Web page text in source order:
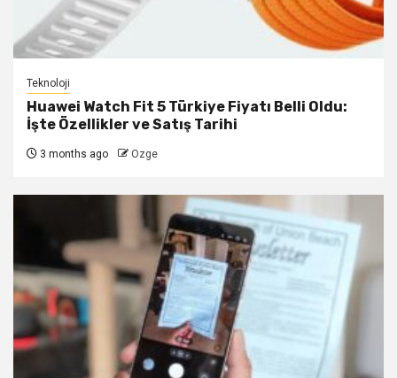
Teknoloji
Huawei Watch Fit 5 Türkiye Fiyatı Belli Oldu:
İşte Özellikler ve Satış Tarihi
3 months ago Ozge